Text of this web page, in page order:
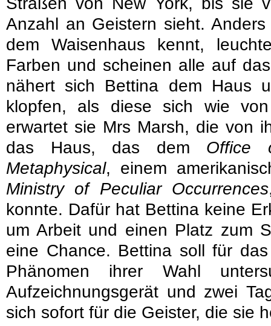
Anzahl an Geistern sieht.
dem Waisenhaus kennt,
Farben und scheinen alle auf
nähert sich Bettina dem Haus
klopfen, als diese sich wie
erwartet sie Mrs Marsh, die von
das Haus, das dem Office
Metaphysical, einem
Ministry of Peculiar Occurrences
konnte. Dafür hat Bettina keine
um Arbeit und einen Platz zum
eine Chance. Bettina soll für
Phänomen ihrer Wahl
Aufzeichnungsgerät und zwei
sich sofort für die Geister, die sie